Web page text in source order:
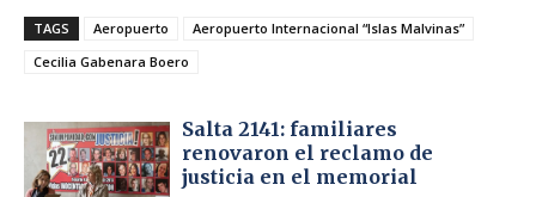
TAGS Aeropuerto
Aeropuerto Internacional “Islas Malvinas”
Cecilia Gabenara Boero
Salta 2141: familiares
renovaron el reclamo de
justicia en el memorial